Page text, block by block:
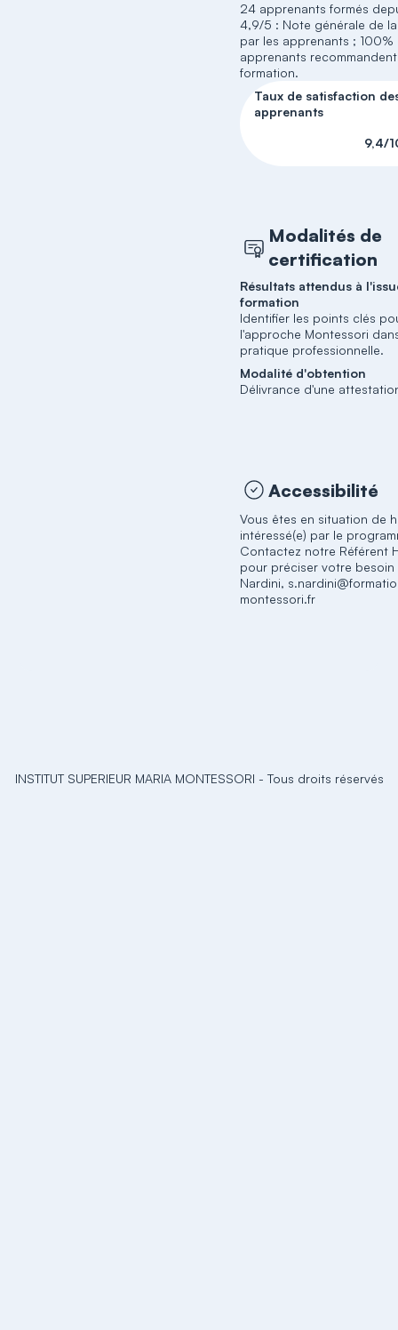
24 apprenants formés
4,9/5 : Note générale de
par les apprenants ; 100%
apprenants
formation.
Taux de satisfaction
apprenants
9,4/
Modalités de
certification
Résultats attendus à
formation
Identifier les points clés
l'approche Montessori
pratique professionnelle.
Modalité d'obtention
Délivrance d'une
Accessibilité
Vous êtes en situation de
intéressé(e) par le
Contactez notre Référent
pour préciser votre besoin
Nardini,
montessori.fr
INSTITUT SUPERIEUR MARIA MONTESSORI - Tous droits réservés